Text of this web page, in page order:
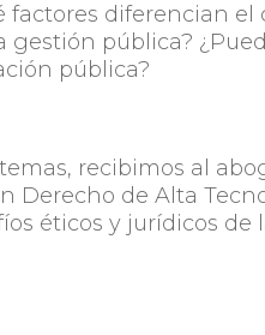
factores diferencian
gestión pública?
pública?
recibimos al
Derecho de Alta
éticos y jurídicos